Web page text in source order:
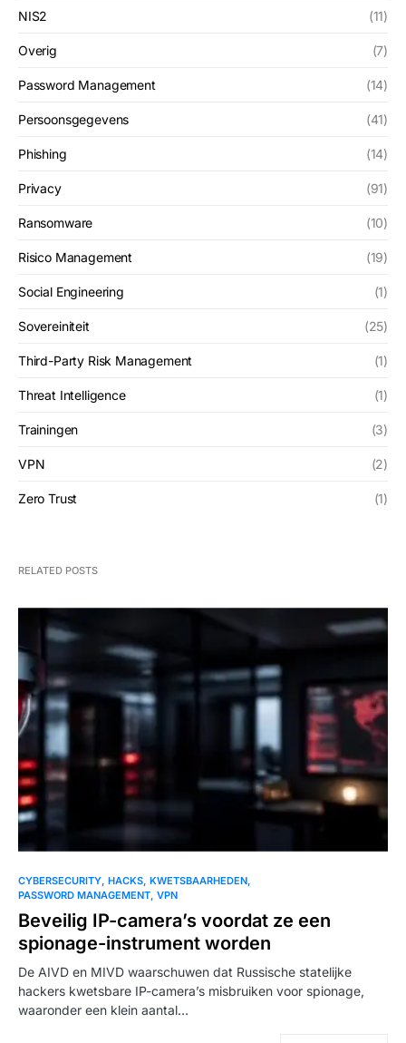
NIS2 (11)
Overig (7)
Password Management (14)
Persoonsgegevens (41)
Phishing (14)
Privacy (91)
Ransomware (10)
Risico Management (19)
Social Engineering (1)
Sovereiniteit (25)
Third-Party Risk Management (1)
Threat Intelligence (1)
Trainingen (3)
VPN (2)
Zero Trust (1)
RELATED POSTS
CYBERSECURITY HACKS KWETSBAARHEDEN
PASSWORD MANAGEMENT VPN
Beveilig IP-camera’s voordat ze een
spionage-instrument worden
De AIVD en MIVD waarschuwen dat Russische statelijke
hackers kwetsbare IP-camera’s misbruiken voor spionage,
waaronder een klein aantal…